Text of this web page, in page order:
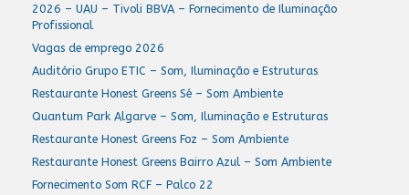
2026 – UAU – Tivoli BBVA – Fornecimento de Iluminação
Profissional
Vagas de emprego 2026
Auditório Grupo ETIC – Som, Iluminação e Estruturas
Restaurante Honest Greens Sé – Som Ambiente
Quantum Park Algarve – Som, Iluminação e Estruturas
Restaurante Honest Greens Foz – Som Ambiente
Restaurante Honest Greens Bairro Azul – Som Ambiente
Fornecimento Som RCF – Palco 22